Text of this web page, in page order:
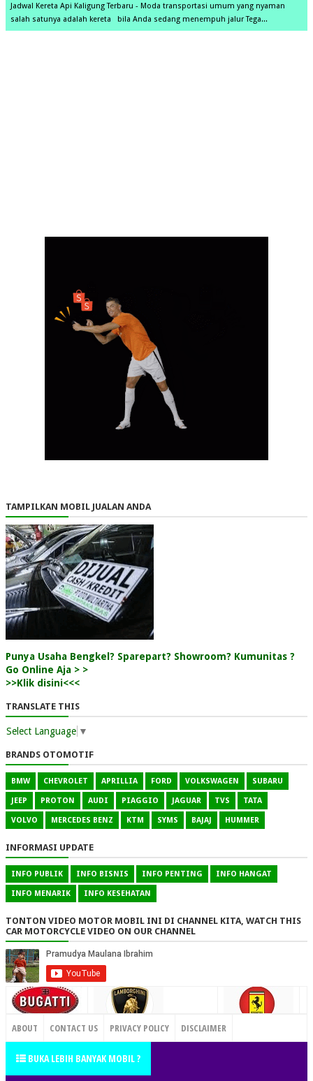
Jadwal Kereta Api Kaligung Terbaru - Moda transportasi umum yang nyaman
salah satunya adalah kereta bila Anda sedang menempuh jalur Tega...
TAMPILKAN MOBIL JUALAN ANDA
Punya Usaha Bengkel? Sparepart? Showroom? Kumunitas ?
Go Online Aja > >
>>Klik disini<<<
TRANSLATE THIS
Select Language ▼
BRANDS OTOMOTIF
BMW CHEVROLET APRILLIA FORD VOLKSWAGEN SUBARU
JEEP PROTON AUDI PIAGGIO JAGUAR TVS TATA
VOLVO MERCEDES BENZ KTM SYMS BAJAJ HUMMER
INFORMASI UPDATE
INFO PUBLIK INFO BISNIS INFO PENTING INFO HANGAT
INFO MENARIK INFO KESEHATAN
TONTON VIDEO MOTOR MOBIL INI DI CHANNEL KITA, WATCH THIS
CAR MOTORCYCLE VIDEO ON OUR CHANNEL
CONTACT US
ABOUT CONTACT US PRIVACY POLICY DISCLAIMER
TERMS OF SERVICE SITEMAP
BUKA LEBIH BANYAK MOBIL ?